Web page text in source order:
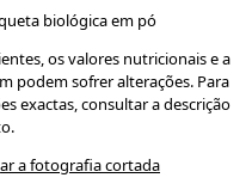
biológica em pó
os valores nutricionais e a
podem sofrer alterações. Para
exactas, consultar a descrição
a fotografia cortada